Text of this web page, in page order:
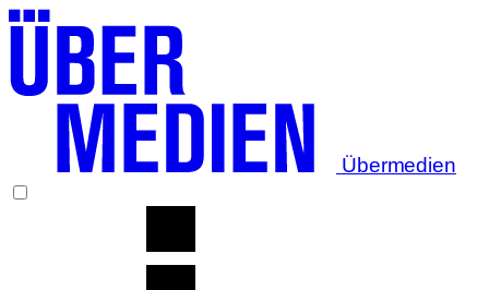
Übermedien